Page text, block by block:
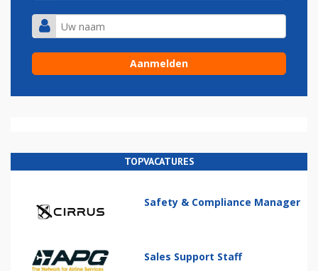
TOPVACATURES
Safety & Compliance Manager
Sales Support Staff